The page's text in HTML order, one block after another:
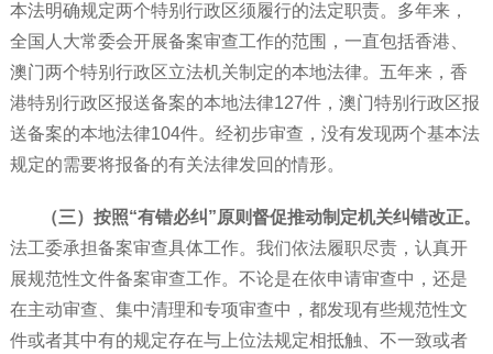
本法明确规定两个特别行政区须履行的法定职责。多年来，
全国人大常委会开展备案审查工作的范围，一直包括香港、
澳门两个特别行政区立法机关制定的本地法律。五年来，香
港特别行政区报送备案的本地法律127件，澳门特别行政区报
送备案的本地法律104件。经初步审查，没有发现两个基本法
规定的需要将报备的有关法律发回的情形。
（三）按照“有错必纠”原则督促推动制定机关纠错改正。
法工委承担备案审查具体工作。我们依法履职尽责，认真开
展规范性文件备案审查工作。不论是在依申请审查中，还是
在主动审查、集中清理和专项审查中，都发现有些规范性文
件或者其中有的规定存在与上位法规定相抵触、不一致或者